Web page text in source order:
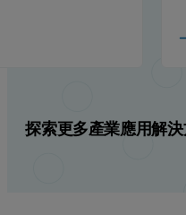
探索更多產業應用解